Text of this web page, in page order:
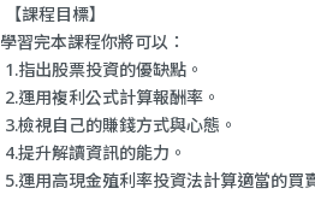
【課程目標】
學習完本課程你將可以：
1.指出股票投資的優缺點。
2.運用複利公式計算報酬率。
3.檢視自己的賺錢方式與心態。
4.提升解讀資訊的能力。
5.運用高現金殖利率投資法計算適當的買